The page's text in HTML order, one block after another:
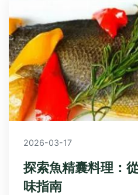
2026-03-17
探索魚精囊料理：
味指南